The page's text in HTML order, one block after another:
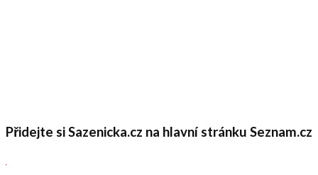
Přidejte si Sazenicka.cz na hlavní stránku Seznam.cz